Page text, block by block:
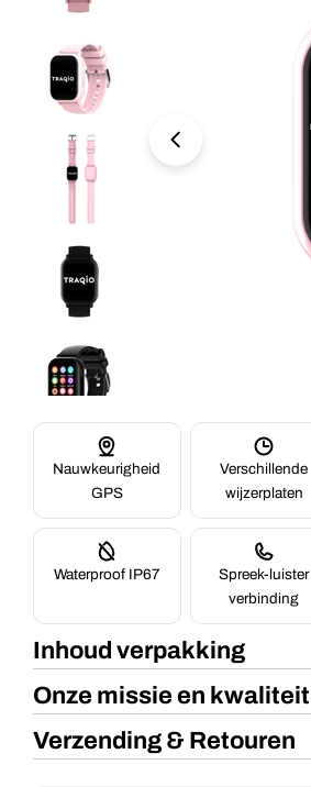
Nauwkeurigheid
GPS
Verschillende
wijzerplaten
Waterproof IP67
Spreek-luister
verbinding
Inhoud verpakking
Onze missie en kwaliteit
Verzending & Retouren